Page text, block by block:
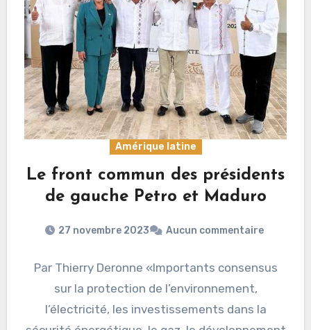
Amérique latine
Le front commun des présidents
de gauche Petro et Maduro
27 novembre 2023 Aucun commentaire
Par Thierry Deronne «Importants consensus
sur la protection de l’environnement,
l’électricité, les investissements dans la